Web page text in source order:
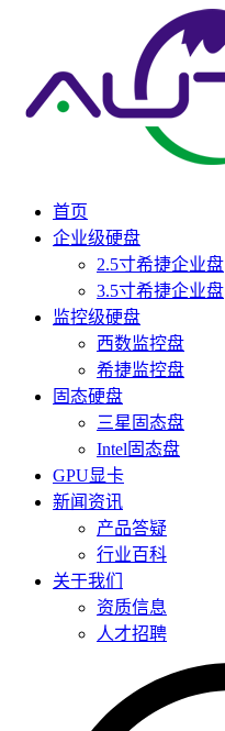
首页
企业级硬盘
2.5寸希捷企业盘
3.5寸希捷企业盘
监控级硬盘
西数监控盘
希捷监控盘
固态硬盘
三星固态盘
Intel固态盘
GPU显卡
新闻资讯
产品答疑
行业百科
关于我们
资质信息
人才招聘